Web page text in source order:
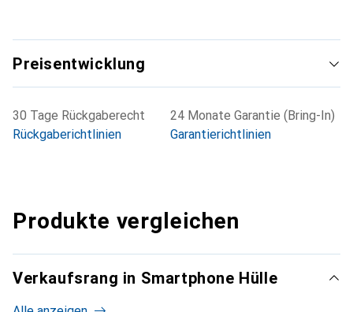
Preisentwicklung
30 Tage Rückgaberecht
Rückgaberichtlinien
24 Monate Garantie (Bring-In)
Garantierichtlinien
Produkte vergleichen
Verkaufsrang in Smartphone Hülle